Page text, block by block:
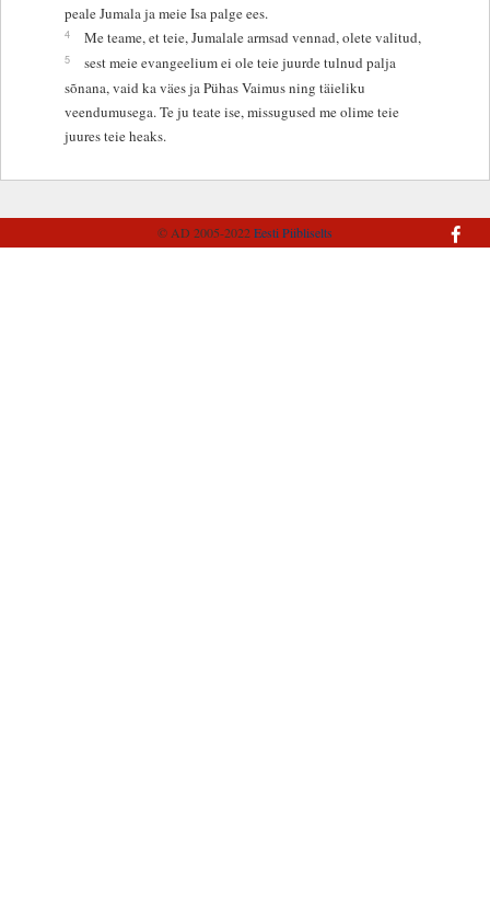
peale Jumala ja meie Isa palge ees.
4 Me teame, et teie, Jumalale armsad vennad, olete valitud,
5
sest meie evangeelium ei ole teie juurde tulnud palja
sõnana, vaid ka väes ja Pühas Vaimus ning täieliku
veendumusega. Te ju teate ise, missugused me olime teie
juures teie heaks.
© AD 2005-2022Eesti Piibliselts